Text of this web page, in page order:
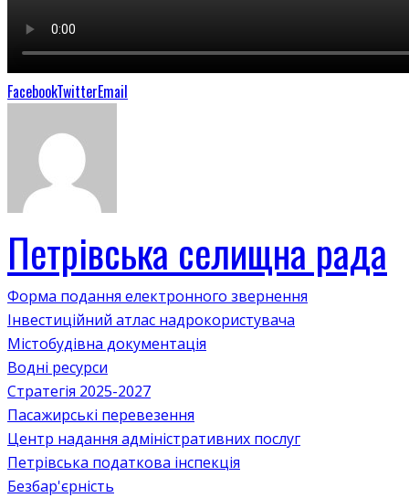
FacebookTwitterEmail
Петрівська селищна рада
Форма подання електронного звернення
Інвестиційний атлас надрокористувача
Містобудівна документація
Водні ресурси
Стратегія 2025-2027
Пасажирські перевезення
Центр надання адміністративних послуг
Петрівська податкова інспекція
Безбар'єрність